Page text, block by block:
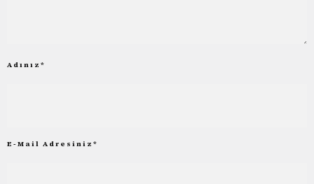
Adınız *
E-Mail Adresiniz *